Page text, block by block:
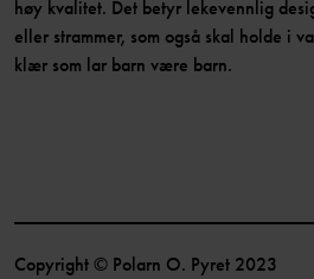
høy kvalitet. Det betyr lekevennlig
eller strammer, som også skal holde i
klær som lar barn være barn.
Copyright © Polarn O. Pyret 2023